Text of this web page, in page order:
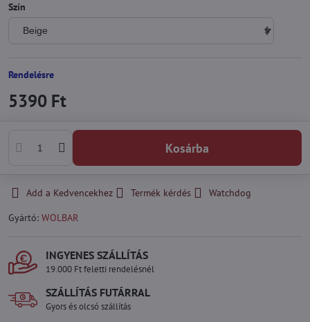
Szín
Rendelésre
5390 Ft
Kosárba
Add a Kedvencekhez Termék kérdés
Watchdog
Gyártó: WOLBAR
INGYENES SZÁLLÍTÁS
19.000 Ft feletti rendelésnél
SZÁLLÍTÁS FUTÁRRAL
Gyors és olcsó szállítás